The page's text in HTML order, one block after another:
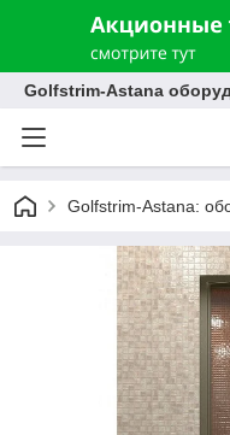
Golfstrim-Astana
Golfstrim-Astana: